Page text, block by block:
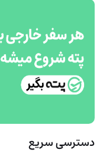
دسترسی سریع